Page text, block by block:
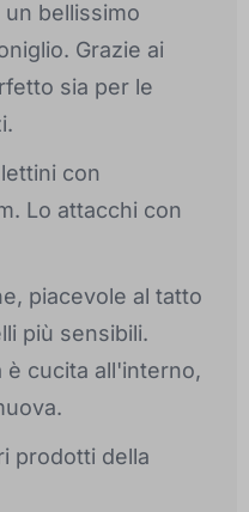
bellissimo
Grazie ai
sia per le
con
Lo attacchi con
piacevole al tatto
più sensibili.
è cucita all'interno,
prodotti della